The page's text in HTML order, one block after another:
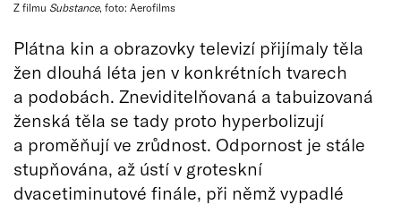
Z filmu Substance, foto: Aerofilms
Plátna kin a obrazovky televizí přijímaly těla
žen dlouhá léta jen v konkrétních tvarech
a podobách. Zneviditelňovaná a tabuizovaná
ženská těla se tady proto hyperbolizují
a proměňují ve zrůdnost. Odpornost je stále
stupňována, až ústí v groteskní
dvacetiminutové finále, při němž vypadlé